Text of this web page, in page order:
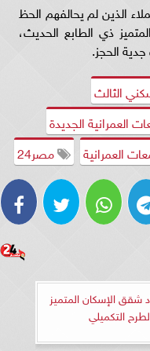
الذين لم يحالفهم الحظ
ذي الطابع الحديث،
الحجز.
الثالث
العمرانية الجديدة
العمرانية مصر24
شقق الإسكان المتميز
التكميلي